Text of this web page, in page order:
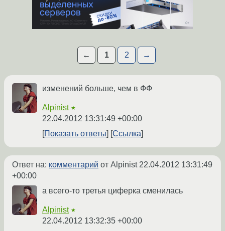
← 1 2 →
изменений больше, чем в ФФ
Alpinist ★
22.04.2012 13:31:49 +00:00
Показать ответы
Ссылка
Ответ на: комментарий от Alpinist22.04.2012 13:31:49
+00:00
а всего-то третья циферка сменилась
Alpinist ★
22.04.2012 13:32:35 +00:00